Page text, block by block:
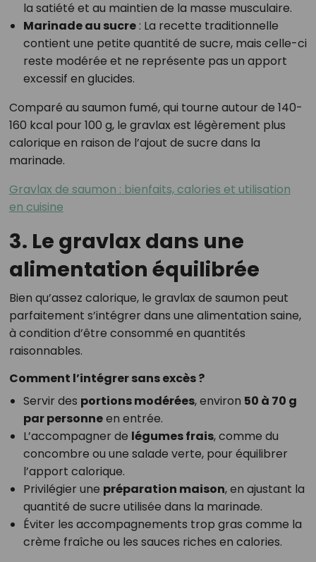
la satiété et au maintien de la masse musculaire.
Marinade au sucre: La recette traditionnelle
contient une petite quantité de sucre, mais celle-ci
reste modérée et ne représente pas un apport
excessif en glucides.
Comparé au saumon fumé, qui tourne autour de 140-
160 kcal pour 100 g, le gravlax est légèrement plus
calorique en raison de l’ajout de sucre dans la
marinade.
Gravlax de saumon : bienfaits, calories et utilisation
en cuisine
3. Le gravlax dans une
alimentation équilibrée
Bien qu’assez calorique, le gravlax de saumon peut
parfaitement s’intégrer dans une alimentation saine,
à condition d’être consommé en quantités
raisonnables.
Comment l’intégrer sans excès ?
Servir des portions modérées, environ 50 à 70 g
par personneen entrée.
L’accompagner de légumes frais, comme du
concombre ou une salade verte, pour équilibrer
l’apport calorique.
Privilégier une préparation maison, en ajustant la
quantité de sucre utilisée dans la marinade.
Éviter les accompagnements trop gras comme la
crème fraîche ou les sauces riches en calories.